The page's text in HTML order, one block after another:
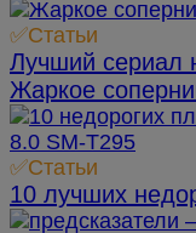
✅Статьи
Лучший сериал
Жаркое
✅Статьи
10 лучших